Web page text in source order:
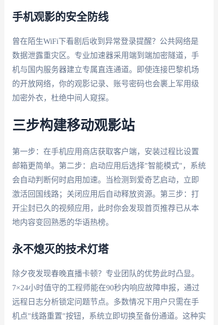
手机观影的安全防线
曾在陌生WiFi下看剧后收到异常登录提醒？公共网络是
数据泄露重灾区。专业加速器采用端到端加密隧道，手
机与国内服务器建立专属直连通道。即使连接巴黎机场
的开放网络，你的观影记录、账号密码也会裹上军用级
加密外衣，杜绝中间人窥探。
三步构建移动观影站
第一步：在手机应用商店获取客户端，安装过程比设置
邮箱更简单。第二步：启动应用后选择"智能模式"，系统
会自动判断何时启用加速。当检测到爱奇艺启动，立即
激活回国线路；关闭应用后自动释放资源。第三步：打
开尘封已久的视频应用，此时你会发现首页推荐已从本
地内容变回熟悉的华语热榜。
永不熄灭的技术灯塔
除夕夜发现春晚直播卡顿？专业团队的优势此时凸显。
7×24小时值守的工程师能在90秒内响应故障申报，通过
远程日志分析锁定问题节点。多数情况下用户只需在手
机点"线路重置"按钮，系统立即切换至备份通道。这种实